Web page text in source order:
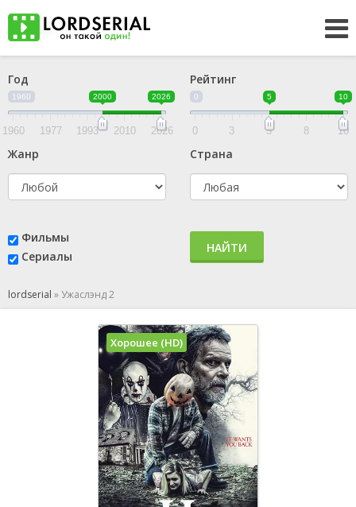
Год
1960 2000 2026
1960 1977 1993 2010 2026
Рейтинг
0 5 10
0 3 5 8 10
Жанр Страна
Фильмы
Сериалы
НАЙТИ
lordserial » Ужаслэнд 2
Хорошее (HD)